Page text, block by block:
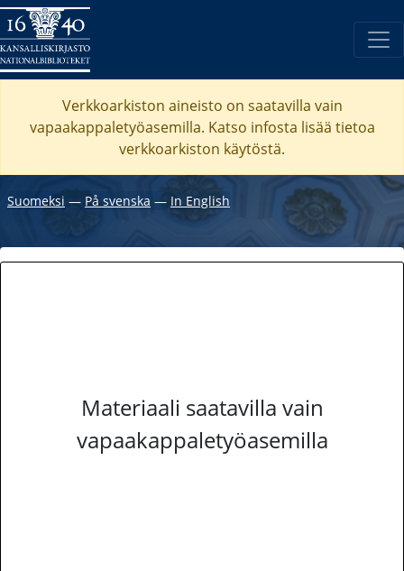
Verkkoarkiston aineisto on saatavilla vain
vapaakappaletyöasemilla. Katso infosta lisää tietoa
verkkoarkiston käytöstä.
Suomeksi ― På svenska ― In English
Materiaali saatavilla vain
vapaakappaletyöasemilla